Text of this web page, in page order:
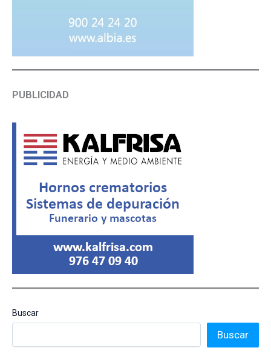
PUBLICIDAD
Buscar
Buscar